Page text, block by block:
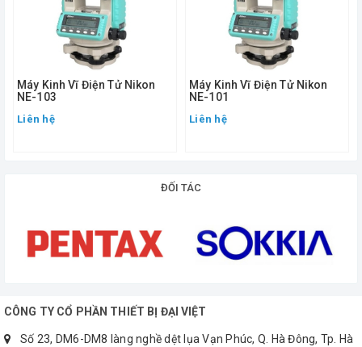
- Độ chính xác : 10"
- Góc đọc nhỏ nhất : 10/20"
3. Hệ thống bù nghiêng: có.
4. Màn hình và bàn phím:
- Bọt thủy dài: 30''/2mm.
- Bọt thủy tròn: 10'/2mm.
- Pin AA: 6 x 1,5V
Máy Kinh Vĩ Điện Tử Nikon
NE-103
Liên hệ
Máy Kinh Vĩ Điện Tử Nikon
NE-101
Liên hệ
ĐỐI TÁC
CÔNG TY CỔ PHẦN THIẾT BỊ ĐẠI VIỆT
Số 23, DM6-DM8 làng nghề dệt lụa Vạn Phúc, Q. Hà Đông, Tp. Hà